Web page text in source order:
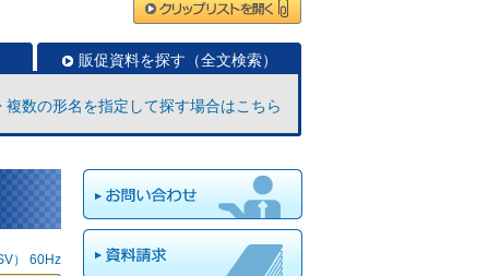
販促資料を探す（全文検索）
複数の形名を指定して探す場合はこちら
） 60Hz